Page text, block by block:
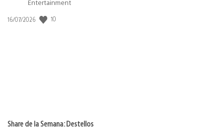
Entertainment
Fecha
16/07/2026 10
Share de la Semana: Destellos